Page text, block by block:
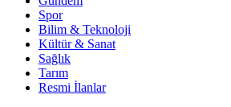
Spor
Bilim & Teknoloji
Kültür & Sanat
Sağlık
Tarım
Resmi İlanlar